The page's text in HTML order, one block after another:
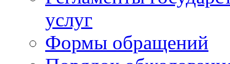
услуг
Формы обращений